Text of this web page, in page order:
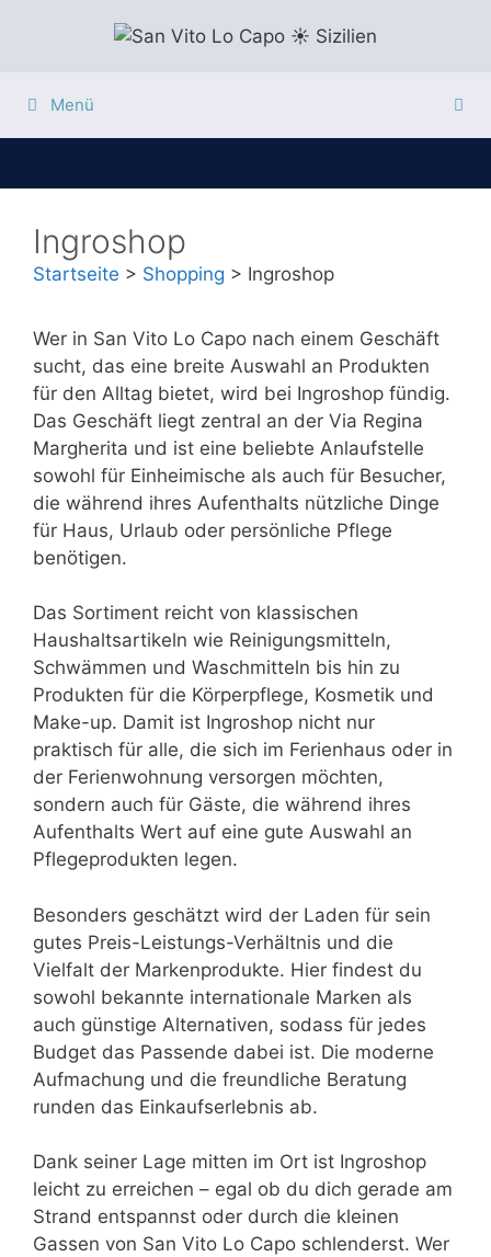
Menü
Ingroshop
Startseite > Shopping > Ingroshop
Wer in San Vito Lo Capo nach einem Geschäft
sucht, das eine breite Auswahl an Produkten
für den Alltag bietet, wird bei Ingroshop fündig.
Das Geschäft liegt zentral an der Via Regina
Margherita und ist eine beliebte Anlaufstelle
sowohl für Einheimische als auch für Besucher,
die während ihres Aufenthalts nützliche Dinge
für Haus, Urlaub oder persönliche Pflege
benötigen.
Das Sortiment reicht von klassischen
Haushaltsartikeln wie Reinigungsmitteln,
Schwämmen und Waschmitteln bis hin zu
Produkten für die Körperpflege, Kosmetik und
Make-up. Damit ist Ingroshop nicht nur
praktisch für alle, die sich im Ferienhaus oder in
der Ferienwohnung versorgen möchten,
sondern auch für Gäste, die während ihres
Aufenthalts Wert auf eine gute Auswahl an
Pflegeprodukten legen.
Besonders geschätzt wird der Laden für sein
gutes Preis-Leistungs-Verhältnis und die
Vielfalt der Markenprodukte. Hier findest du
sowohl bekannte internationale Marken als
auch günstige Alternativen, sodass für jedes
Budget das Passende dabei ist. Die moderne
Aufmachung und die freundliche Beratung
runden das Einkaufserlebnis ab.
Dank seiner Lage mitten im Ort ist Ingroshop
leicht zu erreichen – egal ob du dich gerade am
Strand entspannst oder durch die kleinen
Gassen von San Vito Lo Capo schlenderst. Wer